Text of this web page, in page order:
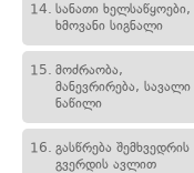
14. სანათი ხელსაწყოები,
ხმოვანი სიგნალი
15. მოძრაობა,
მანევრირება, სავალი
ნაწილი
16. გასწრება შემხვედრის
გვერდის ავლით